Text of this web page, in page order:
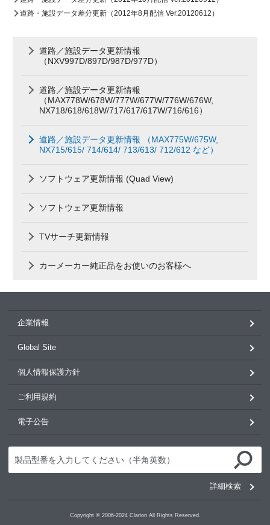
道路・施設データ差分更新（2012年8月配信 Ver.20120612）
道路／施設データ更新情報
（NXV997D/897D/987D/977D）
道路／施設データ更新情報
（MAX778W/678W/777W/677W/776W/676W,
NX718/618/618W/717/617/617W/716/616）
道路／施設データ更新情報 （MAX775W/675W,
NX715/615/ 714/614/ 713/613/ 712/612 など）
ソフトウェア更新情報 (Quad View)
ソフトウェア更新情報
TVサーチ更新情報
カーメーカー純正品をお使いのお客様へ
企業情報
Global Site
個人情報保護方針
ご利用規約
電子公告
詳細検索
Copyright © 2006-2024 Clarion All Rights Reserved.